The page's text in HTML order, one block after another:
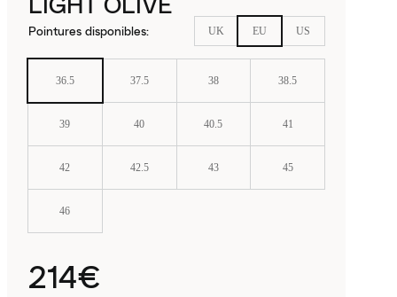
Pointures disponibles: UK EU US
36.5 37.5 38 38.5
39 40 40.5 41
42 42.5 43 45
46
214€